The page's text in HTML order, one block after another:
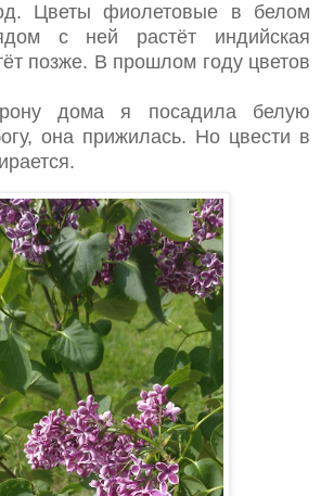
Цветы фиолетовые в белом
с ней растёт индийская
позже. В прошлом году цветов
дома я посадила белую
она прижилась. Но цвести в